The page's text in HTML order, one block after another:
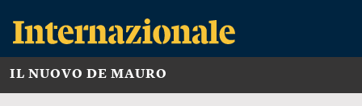
IL NUOVO DE MAURO